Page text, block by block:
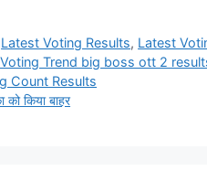
Latest Voting Results, Latest
Voting Trend big boss ott 2
Count Results
किया बाहर